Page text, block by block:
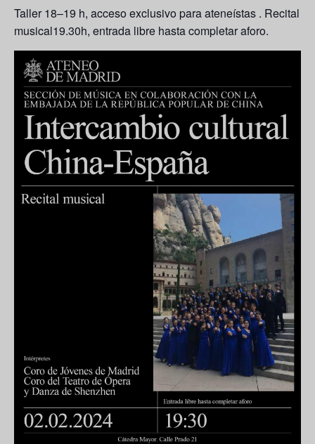
Taller 18–19 h, acceso exclusivo para ateneístas . Recital
musical19.30h, entrada libre hasta completar aforo.